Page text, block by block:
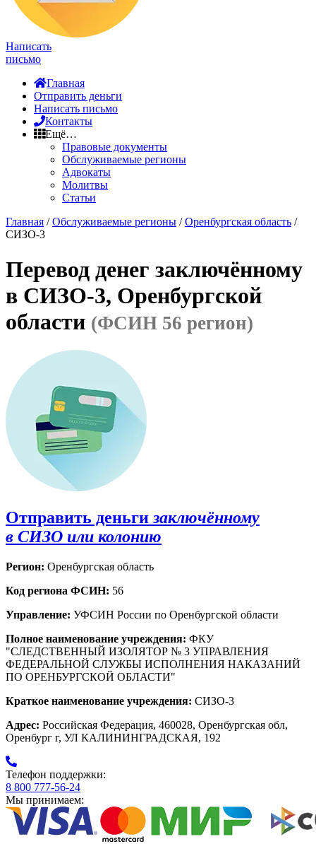
Написать
письмо
Главная
Отправить деньги
Написать письмо
Контакты
Ещё…
Правовые документы
Обслуживаемые регионы
Адвокаты
Молитвы
Статьи
Главная /Обслуживаемые регионы /Оренбургская область /
СИЗО-3
Перевод денег заключённому
в СИЗО-3, Оренбургской
области (ФСИН 56 регион)
Отправить деньги заключённому
в СИЗО или колонию
Регион: Оренбургская область
Код региона ФСИН: 56
Управление: УФСИН России по Оренбургской области
Полное наименование учреждения: ФКУ
"СЛЕДСТВЕННЫЙ ИЗОЛЯТОР № 3 УПРАВЛЕНИЯ
ФЕДЕРАЛЬНОЙ СЛУЖБЫ ИСПОЛНЕНИЯ НАКАЗАНИЙ
ПО ОРЕНБУРГСКОЙ ОБЛАСТИ"
Краткое наименование учреждения: СИЗО-3
Адрес: Российская Федерация, 460028, Оренбургская обл,
Оренбург г, УЛ КАЛИНИНГРАДСКАЯ, 192
Телефон поддержки:
8 800 777-56-24
Мы принимаем: